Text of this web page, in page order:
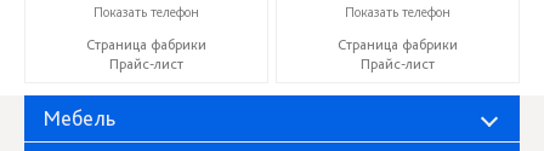
+7 (927) 38-059-88
Показать телефон
Страница фабрики
Прайс-лист
+7 (927) 38-059-88
Показать телефон
Страница фабрики
Прайс-лист
Мебель